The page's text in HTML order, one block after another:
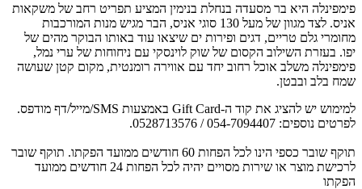
פימפינלה היא בר מסעדה בנחלת בנימין המציע תפריט רחב של משקאות
אניס. לצד מגוון של מעל 130 סוגי אניס, הבר מגיש מנות המורכבות
מחומרי גלם טריים, דגים ופירות ים שיצאו עוד באותו הבוקר מהים של
יפו. בעזרת השילוב הקסום של שוק לוינסקי עם ניחוחות של ערי נמל,
פימפינלה משלב אוכל רחוב יחד עם אווירה רומנטית, מקום קטן שעושה
שמח בלב ובבטן.
למימוש יש להציג את קוד ה-Gift Card באמצעות SMS/מייל/דף מודפס.
לפרטים נוספים: ‏054-7094407‏ / 0528713576.
תוקף שובר כספי הינו לכל הפחות 60 חודשים ממועד הפקתו. תוקף שובר
לרכישת מוצר או שירות מסויים יהיה לכל הפחות 24 חודשים ממועד
הפקתו